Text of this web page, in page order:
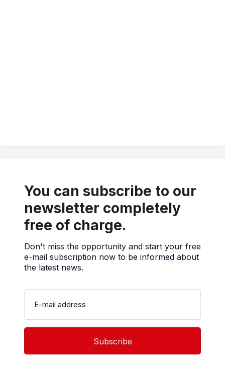
You can subscribe to our
newsletter completely
free of charge.
Don't miss the opportunity and start your free
e-mail subscription now to be informed about
the latest news.
E-mail address